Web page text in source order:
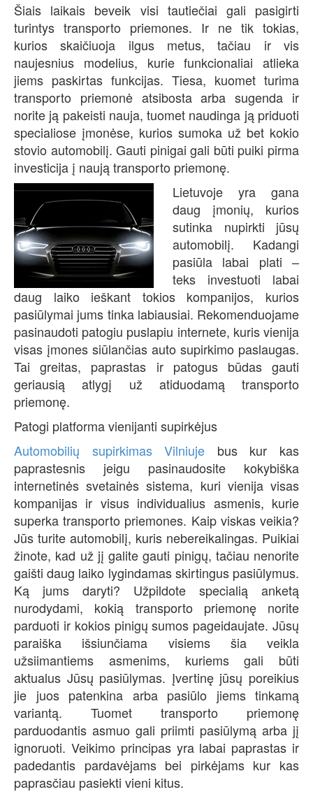
Šiais laikais beveik visi tautiečiai gali pasigirti
turintys transporto priemones. Ir ne tik tokias,
kurios skaičiuoja ilgus metus, tačiau ir vis
naujesnius modelius, kurie funkcionaliai atlieka
jiems paskirtas funkcijas. Tiesa, kuomet turima
transporto priemonė atsibosta arba sugenda ir
norite ją pakeisti nauja, tuomet naudinga ją priduoti
specialiose įmonėse, kurios sumoka už bet kokio
stovio automobilį. Gauti pinigai gali būti puiki pirma
investicija į naują transporto priemonę.
Lietuvoje yra gana
daug įmonių, kurios
sutinka nupirkti jūsų
automobilį. Kadangi
pasiūla labai plati –
teks investuoti labai
daug laiko ieškant tokios kompanijos, kurios
pasiūlymai jums tinka labiausiai. Rekomenduojame
pasinaudoti patogiu puslapiu internete, kuris vienija
visas įmones siūlančias auto supirkimo paslaugas.
Tai greitas, paprastas ir patogus būdas gauti
geriausią atlygį už atiduodamą transporto
priemonę.
Patogi platforma vienijanti supirkėjus
Automobilių supirkimas Vilniuje bus kur kas
paprastesnis jeigu pasinaudosite kokybiška
internetinės svetainės sistema, kuri vienija visas
kompanijas ir visus individualius asmenis, kurie
superka transporto priemones. Kaip viskas veikia?
Jūs turite automobilį, kuris nebereikalingas. Puikiai
žinote, kad už jį galite gauti pinigų, tačiau nenorite
gaišti daug laiko lygindamas skirtingus pasiūlymus.
Ką jums daryti? Užpildote specialią anketą
nurodydami, kokią transporto priemonę norite
parduoti ir kokios pinigų sumos pageidaujate. Jūsų
paraiška išsiunčiama visiems šia veikla
užsiimantiems asmenims, kuriems gali būti
aktualus Jūsų pasiūlymas. Įvertinę jūsų poreikius
jie juos patenkina arba pasiūlo jiems tinkamą
variantą. Tuomet transporto priemonę
parduodantis asmuo gali priimti pasiūlymą arba jį
ignoruoti. Veikimo principas yra labai paprastas ir
padedantis pardavėjams bei pirkėjams kur kas
paprasčiau pasiekti vieni kitus.